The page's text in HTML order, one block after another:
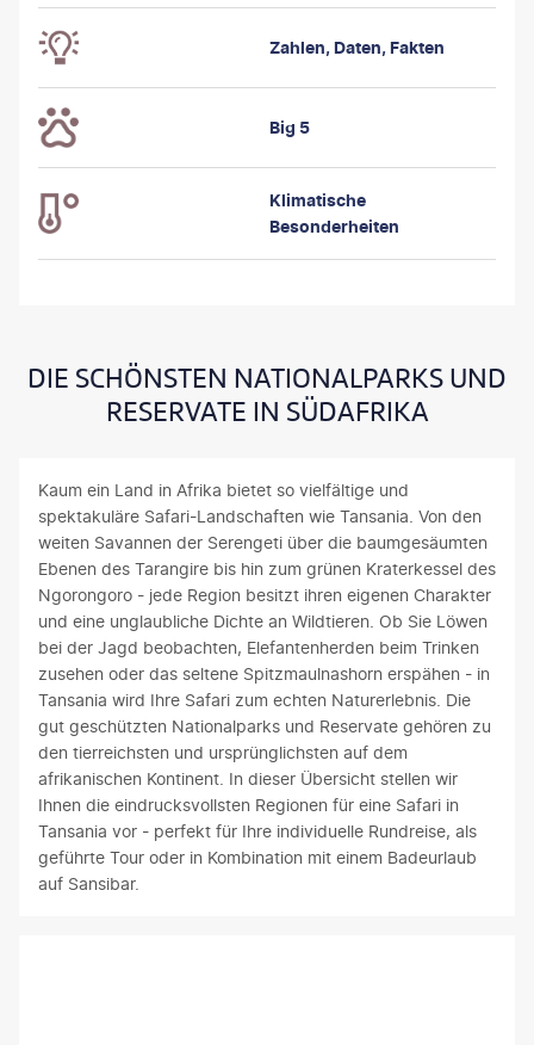
Zahlen, Daten, Fakten
Big 5
Klimatische
Besonderheiten
DIE SCHÖNSTEN NATIONALPARKS UND
RESERVATE IN SÜDAFRIKA
Kaum ein Land in Afrika bietet so vielfältige und
spektakuläre Safari-Landschaften wie Tansania. Von den
weiten Savannen der Serengeti über die baumgesäumten
Ebenen des Tarangire bis hin zum grünen Kraterkessel des
Ngorongoro - jede Region besitzt ihren eigenen Charakter
und eine unglaubliche Dichte an Wildtieren. Ob Sie Löwen
bei der Jagd beobachten, Elefantenherden beim Trinken
zusehen oder das seltene Spitzmaulnashorn erspähen - in
Tansania wird Ihre Safari zum echten Naturerlebnis. Die
gut geschützten Nationalparks und Reservate gehören zu
den tierreichsten und ursprünglichsten auf dem
afrikanischen Kontinent. In dieser Übersicht stellen wir
Ihnen die eindrucksvollsten Regionen für eine Safari in
Tansania vor - perfekt für Ihre individuelle Rundreise, als
geführte Tour oder in Kombination mit einem Badeurlaub
auf Sansibar.